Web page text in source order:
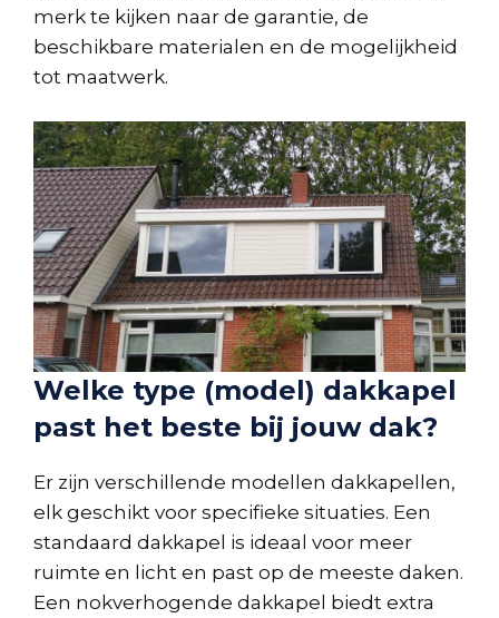
merk te kijken naar de garantie, de
beschikbare materialen en de mogelijkheid
tot maatwerk.
Welke type (model) dakkapel
past het beste bij jouw dak?
Er zijn verschillende modellen dakkapellen,
elk geschikt voor specifieke situaties. Een
standaard dakkapel is ideaal voor meer
ruimte en licht en past op de meeste daken.
Een nokverhogende dakkapel biedt extra